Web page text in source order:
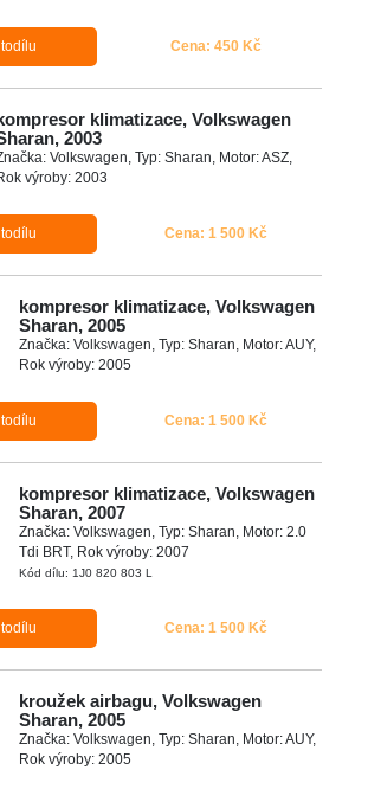
Cena: 450 Kč
klimatizace, Volkswagen
2003
Volkswagen, Typ: Sharan, Motor: ASZ,
výroby: 2003
Cena: 1 500 Kč
kompresor klimatizace, Volkswagen
Sharan, 2005
Značka: Volkswagen, Typ: Sharan, Motor: AUY,
Rok výroby: 2005
Cena: 1 500 Kč
kompresor klimatizace, Volkswagen
Sharan, 2007
Značka: Volkswagen, Typ: Sharan, Motor: 2.0
Tdi BRT, Rok výroby: 2007
Kód dílu: 1J0 820 803 L
Cena: 1 500 Kč
kroužek airbagu, Volkswagen
Sharan, 2005
Značka: Volkswagen, Typ: Sharan, Motor: AUY,
Rok výroby: 2005